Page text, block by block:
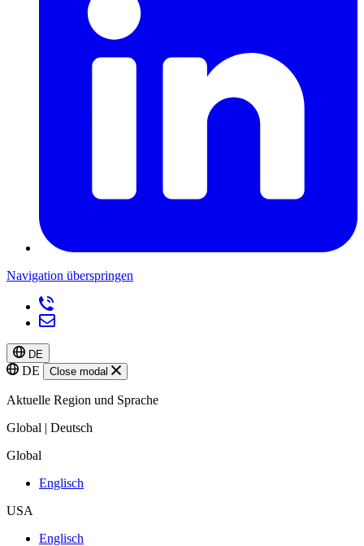
Navigation überspringen
DE
DE Close modal
Aktuelle Region und Sprache
Global | Deutsch
Global
Englisch
USA
Englisch